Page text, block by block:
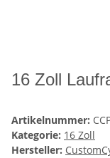
16 Zoll
Artikelnummer:
Kategorie: 16 Zoll
Hersteller: